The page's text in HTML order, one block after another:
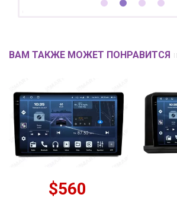
ВАМ ТАКЖЕ МОЖЕТ ПОНРАВИТСЯ
$560